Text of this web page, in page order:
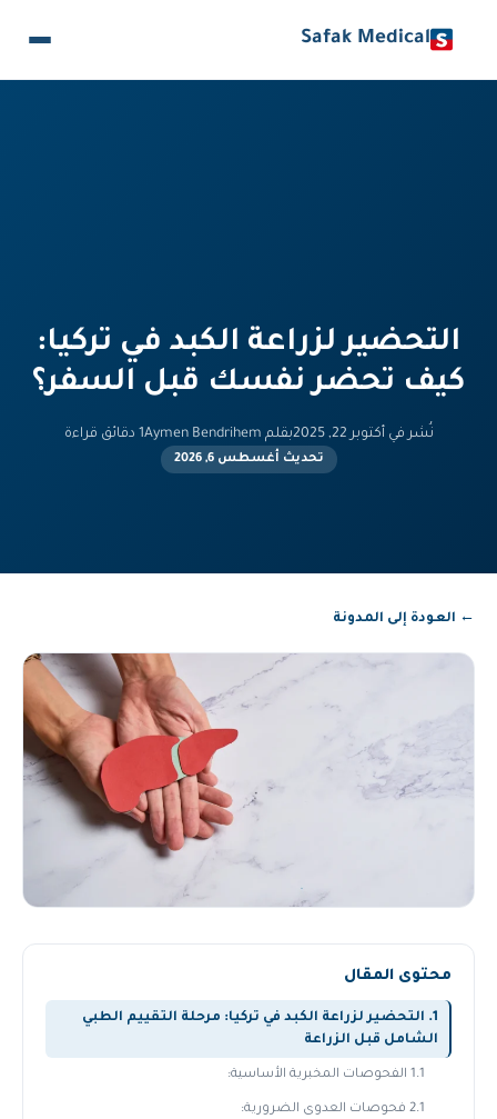
Safak Medical
التحضير لزراعة الكبد في تركيا:
كيف تحضر نفسك قبل السفر؟
نُشر في أكتوبر 22, 2025 بقلم Aymen Bendrihem 1 دقائق قراءة
تحديث أغسطس 6, 2026
← العودة إلى المدونة
محتوى المقال
1. التحضير لزراعة الكبد في تركيا: مرحلة التقييم الطبي
الشامل قبل الزراعة
1.1 الفحوصات المخبرية الأساسية:
2.1 فحوصات العدوى الضرورية: